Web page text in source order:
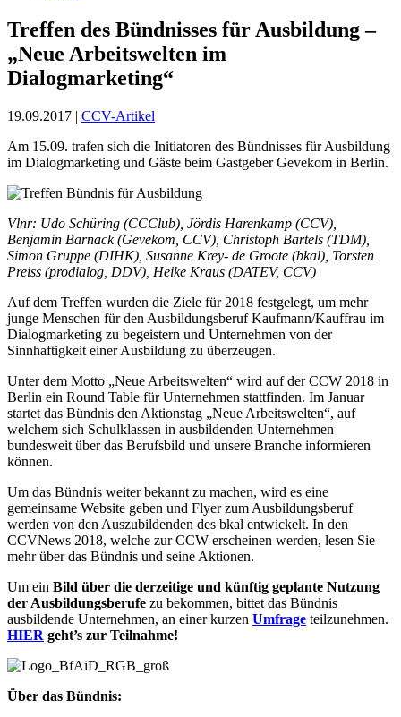
Treffen des Bündnisses für Ausbildung –
„Neue Arbeitswelten im
Dialogmarketing“
19.09.2017 | CCV-Artikel
Am 15.09. trafen sich die Initiatoren des Bündnisses für Ausbildung
im Dialogmarketing und Gäste beim Gastgeber Gevekom in Berlin.
Vlnr: Udo Schüring (CCClub), Jördis Harenkamp (CCV),
Benjamin Barnack (Gevekom, CCV), Christoph Bartels (TDM),
Simon Gruppe (DIHK), Susanne Krey- de Groote (bkal), Torsten
Preiss (prodialog, DDV), Heike Kraus (DATEV, CCV)
Auf dem Treffen wurden die Ziele für 2018 festgelegt, um mehr
junge Menschen für den Ausbildungsberuf Kaufmann/Kauffrau im
Dialogmarketing zu begeistern und Unternehmen von der
Sinnhaftigkeit einer Ausbildung zu überzeugen.
Unter dem Motto „Neue Arbeitswelten“ wird auf der CCW 2018 in
Berlin ein Round Table für Unternehmen stattfinden. Im Januar
startet das Bündnis den Aktionstag „Neue Arbeitswelten“, auf
welchem sich Schulklassen in ausbildenden Unternehmen
bundesweit über das Berufsbild und unsere Branche informieren
können.
Um das Bündnis weiter bekannt zu machen, wird es eine
gemeinsame Website geben und Flyer zum Ausbildungsberuf
werden von den Auszubildenden des bkal entwickelt. In den
CCVNews 2018, welche zur CCW erscheinen werden, lesen Sie
mehr über das Bündnis und seine Aktionen.
Um ein Bild über die derzeitige und künftig geplante Nutzung
der Ausbildungsberufe zu bekommen, bittet das Bündnis
ausbildende Unternehmen, an einer kurzen Umfrage teilzunehmen.
HIER geht’s zur Teilnahme!
Über das Bündnis: